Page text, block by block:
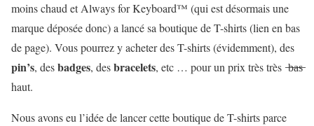
moins chaud et Always for Keyboard™ (qui est désormais une
marque déposée donc) a lancé sa boutique de T-shirts (lien en bas
de page). Vous pourrez y acheter des T-shirts (évidemment), des
pin’s, desbadges, desbracelets, etc … pour un prix très très ̶b̶a̶s̶
haut.
Nous avons eu l’idée de lancer cette boutique de T-shirts parce